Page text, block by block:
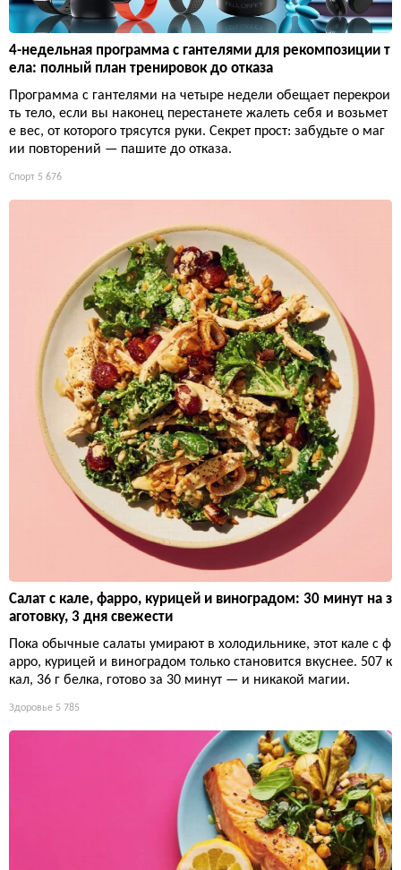
4-недельная программа с гантелями для рекомпозиции т
ела: полный план тренировок до отказа
Программа с гантелями на четыре недели обещает перекрои
ть тело, если вы наконец перестанете жалеть себя и возьмет
е вес, от которого трясутся руки. Секрет прост: забудьте о маг
ии повторений — пашите до отказа.
Спорт 5 676
Салат с кале, фарро, курицей и виноградом: 30 минут на з
аготовку, 3 дня свежести
Пока обычные салаты умирают в холодильнике, этот кале с ф
арро, курицей и виноградом только становится вкуснее. 507 к
кал, 36 г белка, готово за 30 минут — и никакой магии.
Здоровье 5 785